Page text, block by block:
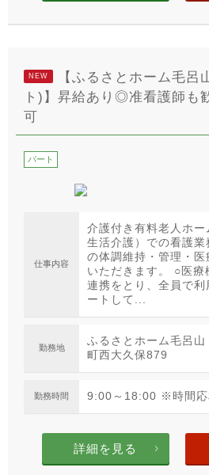
NEW
【ふるさとホーム毛呂
ト)】昇給あり◎准看護師も
可
パート
仕事内容
介護付き有料老人ホ
生活介護）での看護
の体調維持・管理・医
いただきます。 ○医療
連携をとり、全員で
ートして...
勤務地
ふるさとホーム毛呂
町西大久保879
勤務時間 9:00～18:00 ※時間
詳細を見る